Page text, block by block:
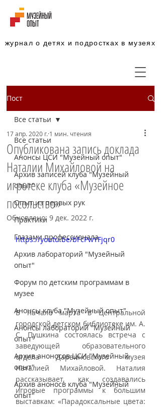
журнал о детях и подростках в музеях
Пост
Все статьи
Анонсы ЦСИ "Музейный опыт"
Архив записей клуба "Музейный
опыт"
Опыт из первых рук
Практики
Глазами профессионала
Архив лабораторий "Музейный
опыт"
Форум по детским программам в
музее
Анонсы клуба "Музейный опыт"
Анонсы лабораторий "Музейный
опыт"
Архив аноносов ЦСИ "Музейный
опыт"
Архив аноносв клуба "Музейный
опыт"
Все статьи
Опубликована запись доклада
Наталии Михайловой на
игротеке клуба «Музейное
посольство»
17 апр. 2020 г. 1 мин. чтения
Обновлено: 9 дек. 2022 г.
https://youtu.be/bFcPwYFjqr0
В начале марта в Центральной
городской детском библиотеке им. А.
С. Пушкина состоялась встреча с
заведующей образовательного
отдела Дарвиновского музея
Наталией Михайловой. Наталия
рассказывает, как создавались
игровые программы к большим
выставкам: «Парадоксальные цвета: